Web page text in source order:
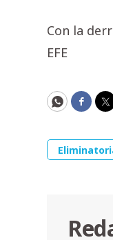
Con la
EFE